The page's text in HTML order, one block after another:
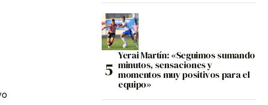
Yerai Martín: «Seguimos sumando
minutos, sensaciones y
momentos muy positivos para el
equipo»